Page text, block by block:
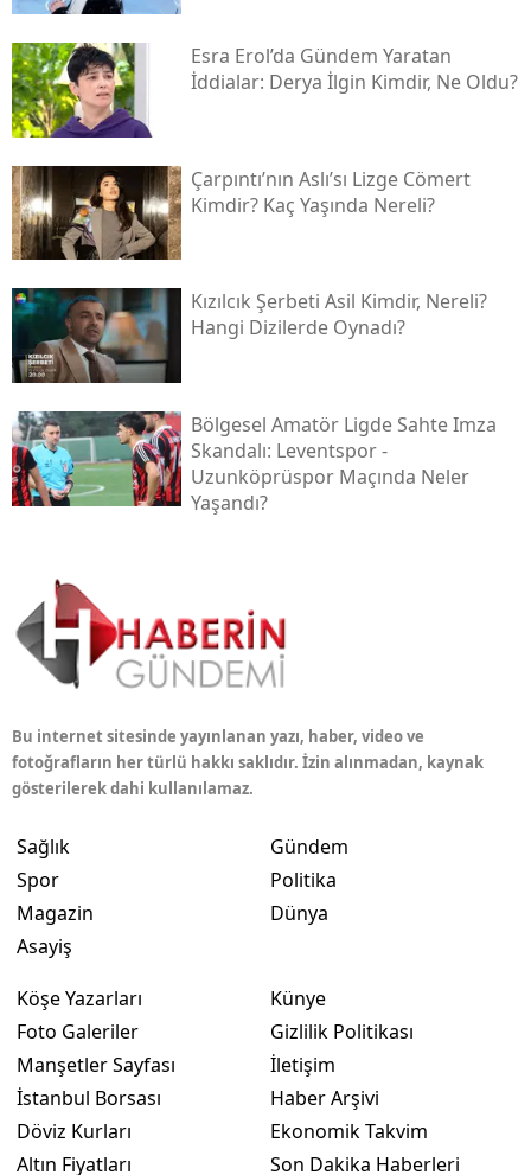
Esra Erol’da Gündem Yaratan
İddialar: Derya İlgin Kimdir, Ne Oldu?
Çarpıntı’nın Aslı’sı Lizge Cömert
Kimdir? Kaç Yaşında Nereli?
Kızılcık Şerbeti Asil Kimdir, Nereli?
Hangi Dizilerde Oynadı?
Bölgesel Amatör Ligde Sahte Imza
Skandalı: Leventspor -
Uzunköprüspor Maçında Neler
Yaşandı?
Bu internet sitesinde yayınlanan yazı, haber, video ve
fotoğrafların her türlü hakkı saklıdır. İzin alınmadan, kaynak
gösterilerek dahi kullanılamaz.
Sağlık
Spor
Magazin
Asayiş
Gündem
Politika
Dünya
Köşe Yazarları
Foto Galeriler
Manşetler Sayfası
İstanbul Borsası
Döviz Kurları
Altın Fiyatları
Künye
Gizlilik Politikası
İletişim
Haber Arşivi
Ekonomik Takvim
Son Dakika Haberleri